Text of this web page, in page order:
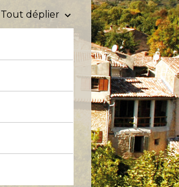
Tout déplier keyboard_arrow_down